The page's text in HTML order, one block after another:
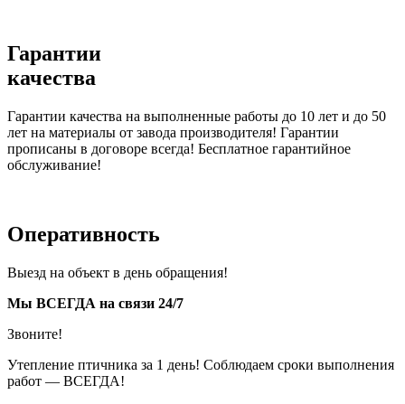
Гарантии
качества
Гарантии качества на выполненные работы до 10 лет и до 50
лет на материалы от завода производителя! Гарантии
прописаны в договоре всегда! Бесплатное гарантийное
обслуживание!
Оперативность
Выезд на объект в день обращения!
Мы ВСЕГДА на связи 24/7
Звоните!
Утепление птичника за 1 день! Соблюдаем сроки выполнения
работ — ВСЕГДА!